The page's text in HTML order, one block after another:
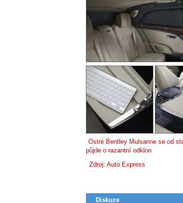
Ostré Bentley Mulsanne se od
půjde o razantní odklon
Zdroj: Auto Express
Diskuze